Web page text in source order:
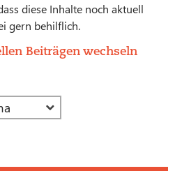
diese Inhalte noch aktuell
gern behilflich.
Beiträgen wechseln